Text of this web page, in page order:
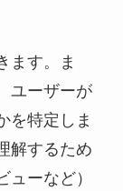
ます。ま
ユーザーが
を特定しま
解するため
ューなど）